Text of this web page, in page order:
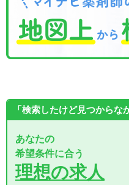
「検索したけど見つからな
あなたの
希望条件に合う
理想の求人